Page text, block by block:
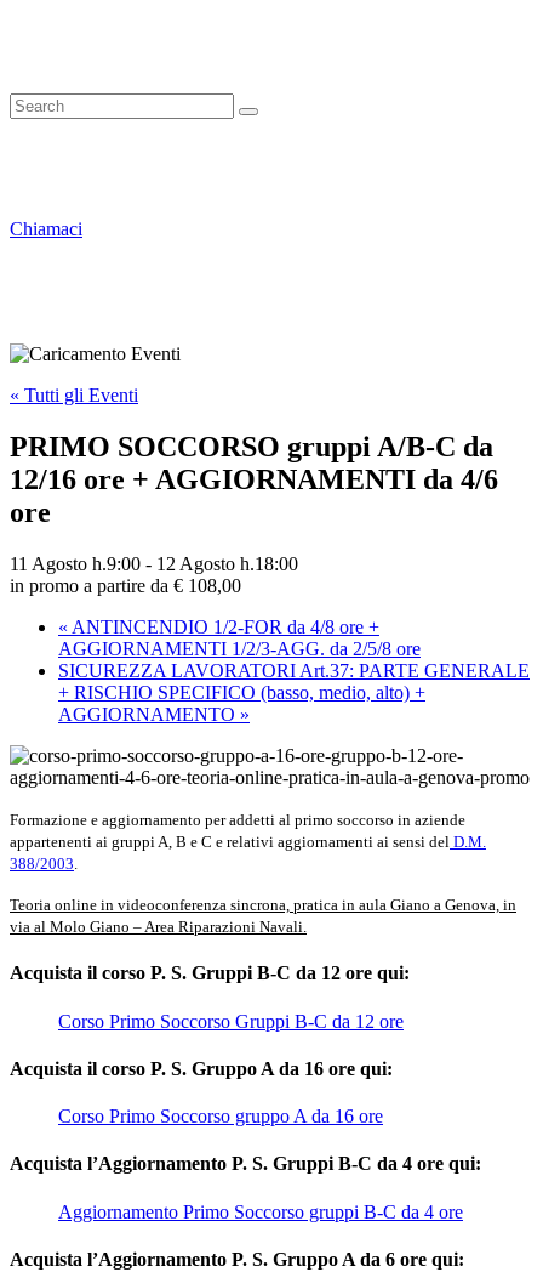
Chiamaci
« Tutti gli Eventi
PRIMO SOCCORSO gruppi A/B-C da
12/16 ore + AGGIORNAMENTI da 4/6
ore
11 Agosto h.9:00 - 12 Agosto h.18:00
in promo a partire da € 108,00
« ANTINCENDIO 1/2-FOR da 4/8 ore +
AGGIORNAMENTI 1/2/3-AGG. da 2/5/8 ore
SICUREZZA LAVORATORI Art.37: PARTE GENERALE
+ RISCHIO SPECIFICO (basso, medio, alto) +
AGGIORNAMENTO »
Formazione e aggiornamento per addetti al primo soccorso in aziende
appartenenti ai gruppi A, B e C e relativi aggiornamenti ai sensi del D.M.
388/2003.
Teoria online in videoconferenza sincrona, pratica in aula Giano a Genova, in
via al Molo Giano – Area Riparazioni Navali.
Acquista il corso P. S. Gruppi B-C da 12 ore qui:
Corso Primo Soccorso Gruppi B-C da 12 ore
Acquista il corso P. S. Gruppo A da 16 ore qui:
Corso Primo Soccorso gruppo A da 16 ore
Acquista l’Aggiornamento P. S. Gruppi B-C da 4 ore qui:
Aggiornamento Primo Soccorso gruppi B-C da 4 ore
Acquista l’Aggiornamento P. S. Gruppo A da 6 ore qui: